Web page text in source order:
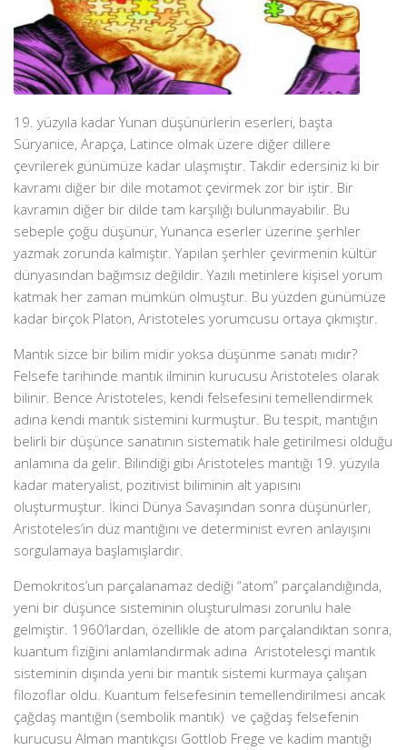
19. yüzyıla kadar Yunan düşünürlerin eserleri, başta
Süryanice, Arapça, Latince olmak üzere diğer dillere
çevrilerek günümüze kadar ulaşmıştır. Takdir edersiniz ki bir
kavramı diğer bir dile motamot çevirmek zor bir iştir. Bir
kavramın diğer bir dilde tam karşılığı bulunmayabilir. Bu
sebeple çoğu düşünür, Yunanca eserler üzerine şerhler
yazmak zorunda kalmıştır. Yapılan şerhler çevirmenin kültür
dünyasından bağımsız değildir. Yazılı metinlere kişisel yorum
katmak her zaman mümkün olmuştur. Bu yüzden günümüze
kadar birçok Platon, Aristoteles yorumcusu ortaya çıkmıştır.
Mantık sizce bir bilim midir yoksa düşünme sanatı mıdır?
Felsefe tarihinde mantık ilminin kurucusu Aristoteles olarak
bilinir. Bence Aristoteles, kendi felsefesini temellendirmek
adına kendi mantık sistemini kurmuştur. Bu tespit, mantığın
belirli bir düşünce sanatının sistematik hale getirilmesi olduğu
anlamına da gelir. Bilindiği gibi Aristoteles mantığı 19. yüzyıla
kadar materyalist, pozitivist biliminin alt yapısını
oluşturmuştur. İkinci Dünya Savaşından sonra düşünürler,
Aristoteles’in düz mantığını ve determinist evren anlayışını
sorgulamaya başlamışlardır.
Demokritos’un parçalanamaz dediği “atom” parçalandığında,
yeni bir düşünce sisteminin oluşturulması zorunlu hale
gelmiştir. 1960’lardan, özellikle de atom parçalandıktan sonra,
kuantum fiziğini anlamlandırmak adına Aristotelesçi mantık
sisteminin dışında yeni bir mantık sistemi kurmaya çalışan
filozoflar oldu. Kuantum felsefesinin temellendirilmesi ancak
çağdaş mantığın (sembolik mantık) ve çağdaş felsefenin
kurucusu Alman mantıkçısı Gottlob Frege ve kadim mantığı